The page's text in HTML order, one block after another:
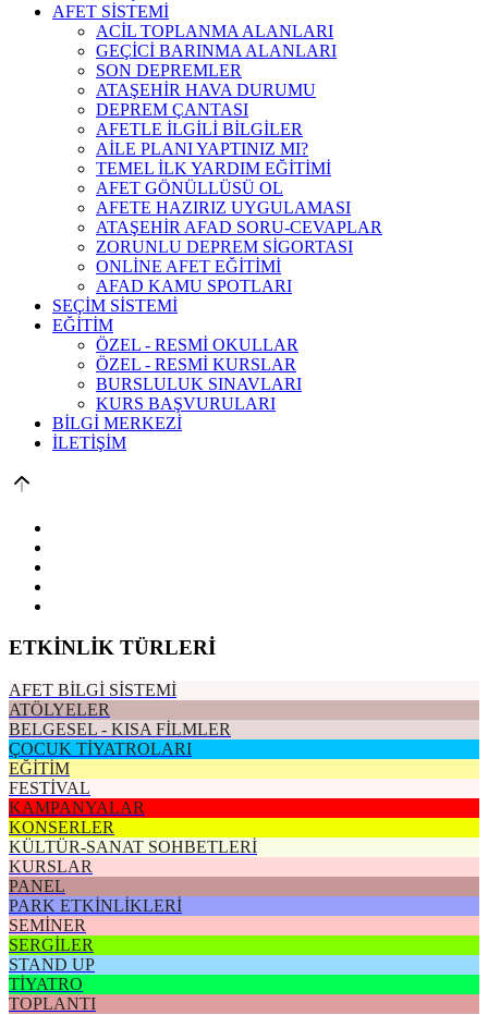
AFET SİSTEMİ
ACİL TOPLANMA ALANLARI
GEÇİCİ BARINMA ALANLARI
SON DEPREMLER
ATAŞEHİR HAVA DURUMU
DEPREM ÇANTASI
AFETLE İLGİLİ BİLGİLER
AİLE PLANI YAPTINIZ MI?
TEMEL İLK YARDIM EĞİTİMİ
AFET GÖNÜLLÜSÜ OL
AFETE HAZIRIZ UYGULAMASI
ATAŞEHİR AFAD SORU-CEVAPLAR
ZORUNLU DEPREM SİGORTASI
ONLİNE AFET EĞİTİMİ
AFAD KAMU SPOTLARI
SEÇİM SİSTEMİ
EĞİTİM
ÖZEL - RESMİ OKULLAR
ÖZEL - RESMİ KURSLAR
BURSLULUK SINAVLARI
KURS BAŞVURULARI
BİLGİ MERKEZİ
İLETİŞİM
ETKİNLİK TÜRLERİ
AFET BİLGİ SİSTEMİ
ATÖLYELER
BELGESEL - KISA FİLMLER
ÇOCUK TİYATROLARI
EĞİTİM
FESTİVAL
KAMPANYALAR
KONSERLER
KÜLTÜR-SANAT SOHBETLERİ
KURSLAR
PANEL
PARK ETKİNLİKLERİ
SEMİNER
SERGİLER
STAND UP
TİYATRO
TOPLANTI